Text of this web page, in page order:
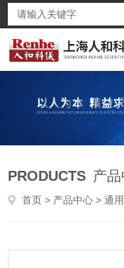
PRODUCTS 产
首页 > 产品中心 >通